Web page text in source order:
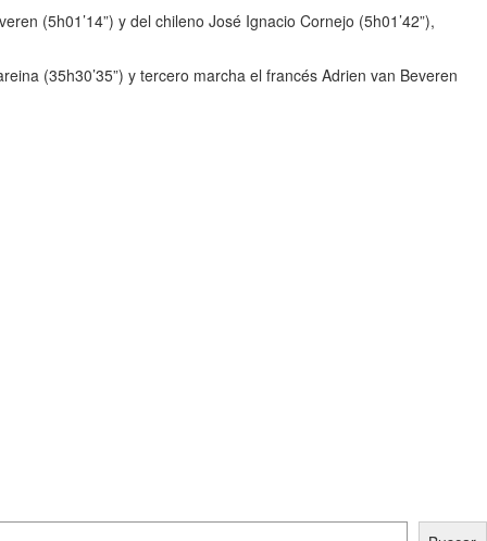
(5h01’14”) y del chileno José Ignacio Cornejo (5h01’42”),
(35h30’35”) y tercero marcha el francés Adrien van Beveren